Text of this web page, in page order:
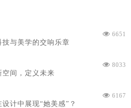
6651
技与美学的交响乐章
8033
空间，定义未来
6167
计中展现“她美感”？